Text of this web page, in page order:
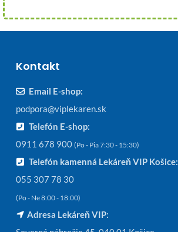
Kontakt
Email E-shop:
podpora@viplekaren.sk
Telefón E-shop:
0911 678 900 (Po - Pia 7:30 - 15:30)
Telefón kamenná Lekáreň VIP Košice:
055 307 78 30
(Po - Ne 8:00 - 18:00)
Adresa Lekáreň VIP: